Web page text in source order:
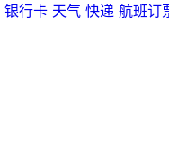
银行卡 天气 快递 航班订